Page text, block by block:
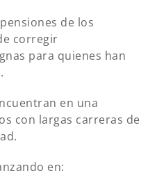
de los
corregir
para quienes han
en una
con largas carreras de
en: